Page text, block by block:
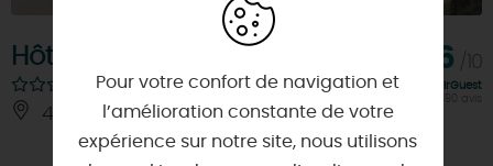
Hôtel Les 3 Vallées
45770 - SARAN À 6 KM
8,6
Note FairGuest
Pour votre confort de navigation et
l’amélioration constante de votre
expérience sur notre site, nous utilisons